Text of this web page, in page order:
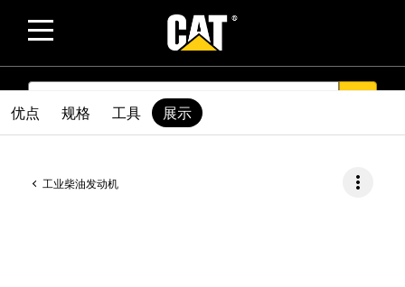
SEARCH
工业柴油发动机 more_vert
优点 规格 工具 展示